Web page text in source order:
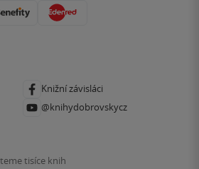
Knižní závisláci
@knihydobrovskycz
tisíce knih